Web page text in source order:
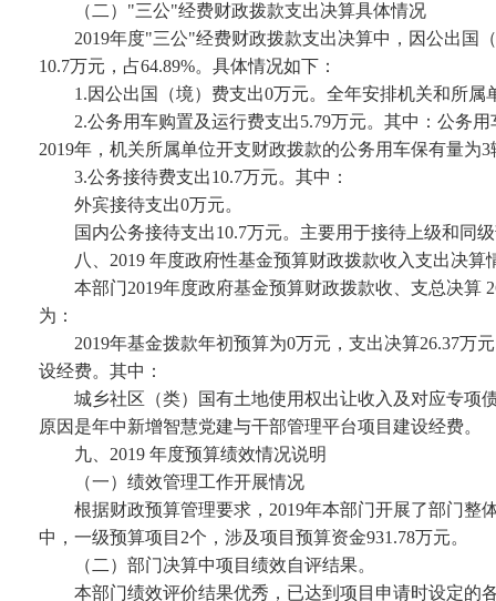
（二） "三公"经费财政拨款支出决算具体情况
2019年度"三公"经费财政拨款支出决算中，因公出国
10.7万元，占64.89%。具体情况如下：
1.因公出国（境）费支出0万元。全年安排机关和所
2.公务用车购置及运行费支出5.79万元。其中：公务
2019年，机关所属单位开支财政拨款的公务用车保有量为3
3.公务接待费支出10.7万元。其中：
外宾接待支出0万元。
国内公务接待支出10.7万元。主要用于接待上级和同
八、 2019 年度政府性基金预算财政拨款收入支出决算
本部门2019年度政府基金预算财政拨款收、支总决算
为：
2019年基金拨款年初预算为0万元，支出决算26.37
设经费。其中：
城乡社区（类）国有土地使用权出让收入及对应专项
原因是年中新增智慧党建与干部管理平台项目建设经费。
九、 2019 年度预算绩效情况说明
（一） 绩效管理工作开展情况
根据财政预算管理要求， 2019年本部门开展了部门整
中，一级预算项目2个，涉及项目预算资金931.78万元。
（二）部门决算中项目绩效自评结果。
本部门绩效评价结果优秀，已达到项目申请时设定的